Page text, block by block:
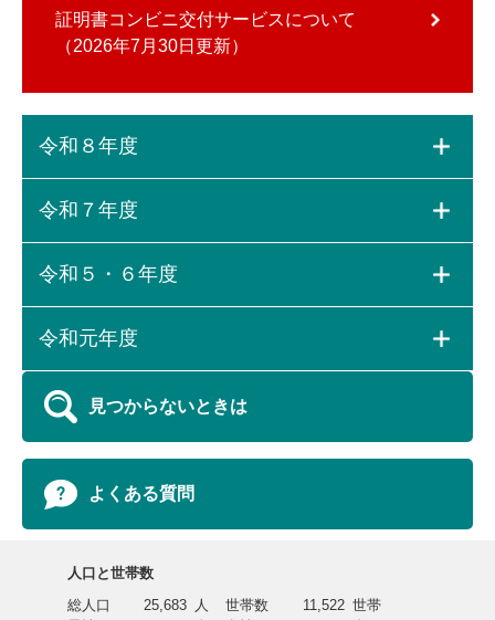
証明書コンビニ交付サービスについて
2026年7月30日更新
令和８年度
令和７年度
令和５・６年度
令和元年度
見つからないときは
よくある質問
人口と世帯数
総人口
25,683 人 世帯数 11,522 世帯